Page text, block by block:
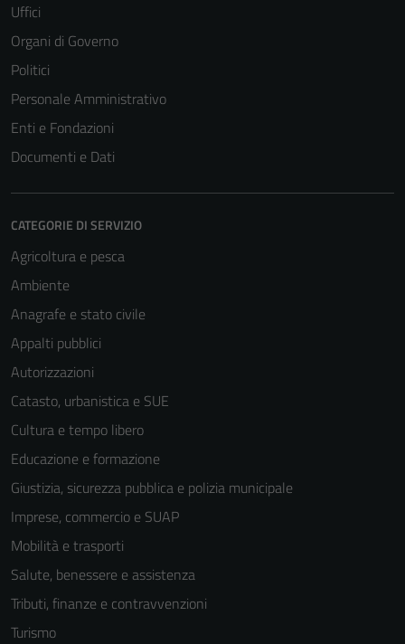
Uffici
Organi di Governo
Politici
Personale Amministrativo
Enti e Fondazioni
Documenti e Dati
CATEGORIE DI SERVIZIO
Agricoltura e pesca
Ambiente
Anagrafe e stato civile
Appalti pubblici
Autorizzazioni
Catasto, urbanistica e SUE
Cultura e tempo libero
Educazione e formazione
Giustizia, sicurezza pubblica e polizia municipale
Imprese, commercio e SUAP
Mobilità e trasporti
Salute, benessere e assistenza
Tributi, finanze e contravvenzioni
Turismo
possono